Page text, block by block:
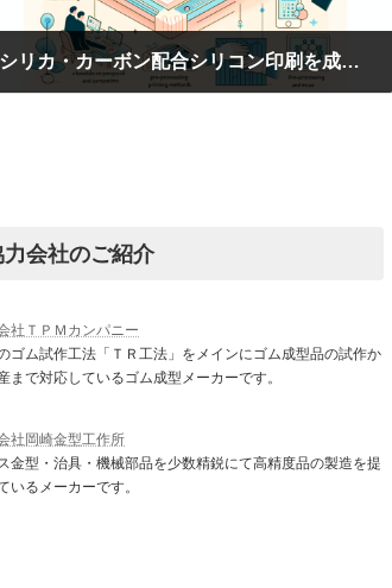
シリカ・カーボン配合シリコン印刷を成功させる秘訣|前処理と印刷方式選びが品質を左右する
力会社のご紹介
社ＴＰＭカンパニー
ゴム試作工法「ＴＲ工法」をメインにゴム成型品の試作か
まで対応しているゴム成型メーカーです。
社岡崎金型工作所
金型・治具・機械部品を少数精鋭にて高精度品の製造を提
いるメーカーです。